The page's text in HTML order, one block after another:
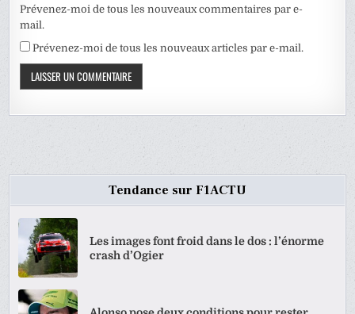
Prévenez-moi de tous les nouveaux commentaires par e-
mail.
Prévenez-moi de tous les nouveaux articles par e-mail.
Tendance sur F1ACTU
Les images font froid dans le dos : l’énorme
crash d’Ogier